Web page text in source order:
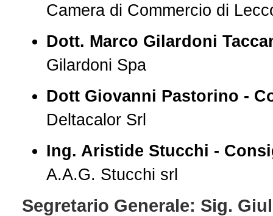
Camera di Commercio di
Dott. Marco Gilardoni
Gilardoni Spa
Dott Giovanni Pastorino -
Deltacalor Srl
Ing. Aristide Stucchi -
A.A.G. Stucchi srl
Segretario Generale: Sig.